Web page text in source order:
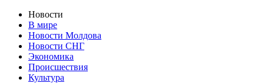
Новости
В мире
Новости Молдова
Новости СНГ
Экономика
Происшествия
Культура